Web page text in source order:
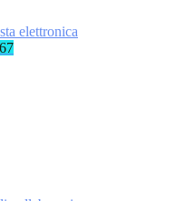
elettronica
67